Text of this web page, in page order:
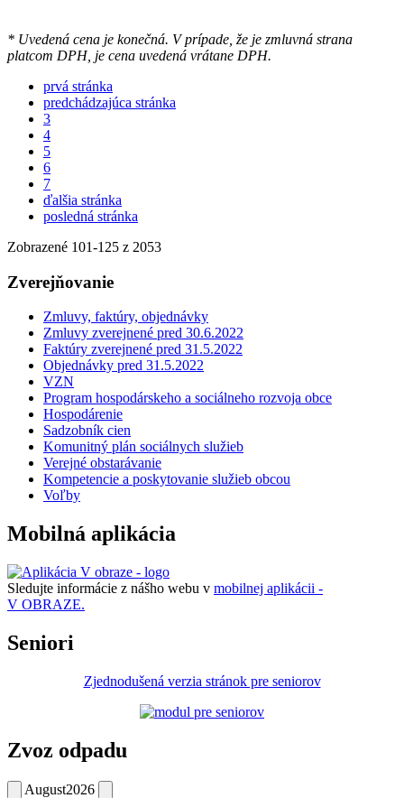
* Uvedená cena je konečná. V prípade, že je zmluvná strana
platcom DPH, je cena uvedená vrátane DPH.
prvá stránka
predchádzajúca stránka
3
4
5
6
7
ďalšia stránka
posledná stránka
Zobrazené 101-125 z 2053
Zverejňovanie
Zmluvy, faktúry, objednávky
Zmluvy zverejnené pred 30.6.2022
Faktúry zverejnené pred 31.5.2022
Objednávky pred 31.5.2022
VZN
Program hospodárskeho a sociálneho rozvoja obce
Hospodárenie
Sadzobník cien
Komunitný plán sociálnych služieb
Verejné obstarávanie
Kompetencie a poskytovanie služieb obcou
Voľby
Mobilná aplikácia
Sledujte informácie z nášho webu v mobilnej aplikácii -
V OBRAZE.
Seniori
Zjednodušená verzia stránok pre seniorov
Zvoz odpadu
August2026